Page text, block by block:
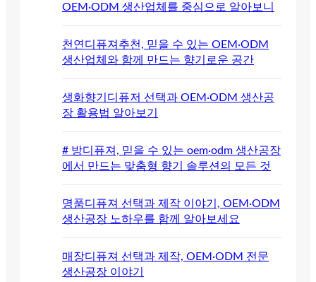
OEM·ODM 생산업체를 중심으로 알아보니
천연디퓨져추천, 믿을 수 있는 OEM·ODM
생산업체와 함께 만드는 향기로운 공간
생화향기디퓨저 선택과 OEM·ODM 생산공
장 활용법 알아보기
# 방디퓨져, 믿을 수 있는 oem·odm 생산공장
에서 만드는 맞춤형 향기 솔루션의 모든 것
명품디퓨져 선택과 제작 이야기, OEM·ODM
생산공장 노하우를 함께 알아보세요
매장디퓨져 선택과 제작, OEM·ODM 전문
생산공장 이야기